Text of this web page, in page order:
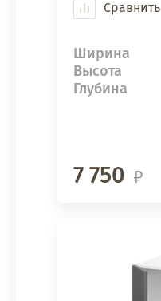
Сравнить
Ширина
Высота
Глубина
7 750